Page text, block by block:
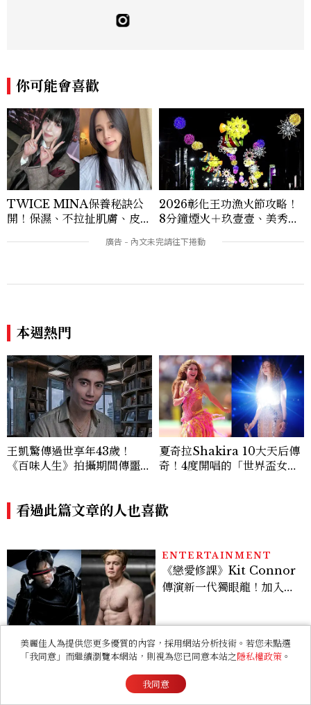
飯店、奢華旅宿、旅遊景點、航空等領域，
另涉獵3C家電、居家生活範疇，具備實測
pella、Mandarin Oriental、JOAL
I、Raffles、Banyan Tree、IHG、Ma
rriott等頂級飯店集團。 策劃並執行超過7
0篇深度專題「MC開房間」、260 篇以上
「玩咖懶人包」盤點類文章，致力用專業視
角提供讀者最新話題、兼具風格與實用的高
品質生活旅遊靈感內容。 Contact：ben
ny_yang@mctw.com.tw
你可能會喜歡
TWICE MINA保養秘訣公
開！保濕、不拉扯肌膚、皮拉
2026彰化王功漁火節攻略！
8分鐘煙火＋玖壹壹、美秀集
一次玩
王凱驚傳過世享年43歲！
《百味人生》拍攝期間傳噩
耗，過去曾演出《薰衣草》
夏奇拉Shakira 10大天后傳
奇！4度開唱的「世界盃女
王」、Waka Waka爆紅、4
9歲凍齡秘訣一次看
看過此篇文章的人也喜歡
ENTERTAINMENT
版《X戰警》，可望搭檔
LIFESTYLE
蠟筆小新官方電影店進駐西
門！1:1機器人爸爸重現，周
BEAUTY
女孩，甜美是你最自在的樣
子，噴上COACH
美麗佳人為提供您更多優質的內容，採用網站分析技術。若您未點選
「我同意」而繼續瀏覽本網站，則視為您已同意本站之隱私權政策 。
我同意